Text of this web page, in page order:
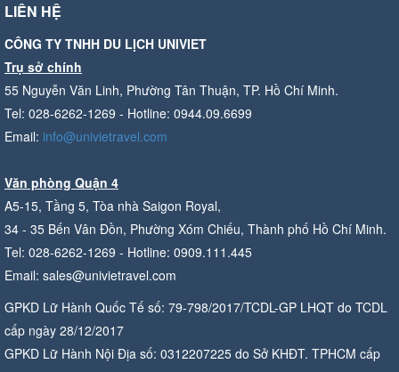
LIÊN HỆ
CÔNG TY TNHH DU LỊCH UNIVIET
Trụ sở chính
55 Nguyễn Văn Linh, Phường Tân Thuận, TP. Hồ Chí Minh.
Tel: 028-6262-1269 - Hotline: 0944.09.6699
Email: info@univietravel.com
Văn phòng Quận 4
A5-15, Tầng 5, Tòa nhà Saigon Royal,
34 - 35 Bến Vân Đồn, Phường Xóm Chiếu, Thành phố Hồ Chí Minh.
Tel: 028-6262-1269 - Hotline: 0909.111.445
Email: sales@univietravel.com
GPKD Lữ Hành Quốc Tế số: 79-798/2017/TCDL-GP LHQT do TCDL
cấp ngày 28/12/2017
GPKD Lữ Hành Nội Địa số: 0312207225 do Sở KHĐT. TPHCM cấp